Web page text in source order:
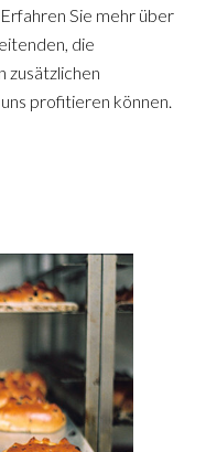
Sie mehr über
die
zusätzlichen
profitieren können.